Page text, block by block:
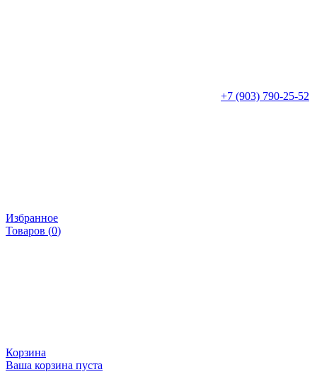
+7 (903) 790-25-52
Избранное
Товаров (0)
Корзина
Ваша корзина пуста